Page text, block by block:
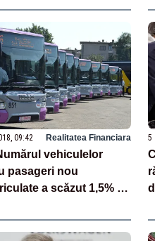
09:42 Realitatea Financiara
vehiculelor
pasageri nou
a scăzut 1,5%
5